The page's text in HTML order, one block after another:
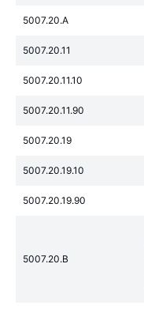
5007.20.A
5007.20.11
5007.20.11.10
5007.20.11.90
5007.20.19
5007.20.19.10
5007.20.19.90
5007.20.B